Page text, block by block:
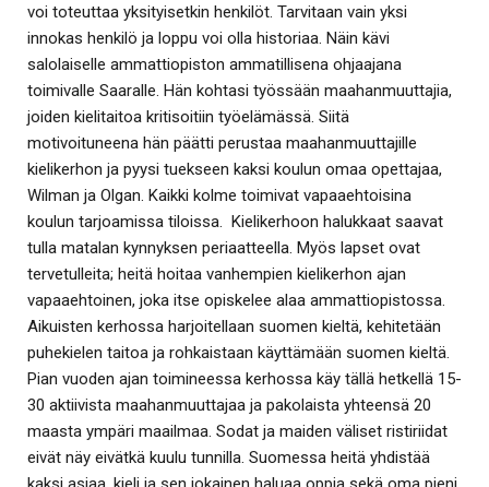
voi toteuttaa yksityisetkin henkilöt. Tarvitaan vain yksi
innokas henkilö ja loppu voi olla historiaa. Näin kävi
salolaiselle ammattiopiston ammatillisena ohjaajana
toimivalle Saaralle. Hän kohtasi työssään maahanmuuttajia,
joiden kielitaitoa kritisoitiin työelämässä. Siitä
motivoituneena hän päätti perustaa maahanmuuttajille
kielikerhon ja pyysi tuekseen kaksi koulun omaa opettajaa,
Wilman ja Olgan. Kaikki kolme toimivat vapaaehtoisina
koulun tarjoamissa tiloissa. Kielikerhoon halukkaat saavat
tulla matalan kynnyksen periaatteella. Myös lapset ovat
tervetulleita; heitä hoitaa vanhempien kielikerhon ajan
vapaaehtoinen, joka itse opiskelee alaa ammattiopistossa.
Aikuisten kerhossa harjoitellaan suomen kieltä, kehitetään
puhekielen taitoa ja rohkaistaan käyttämään suomen kieltä.
Pian vuoden ajan toimineessa kerhossa käy tällä hetkellä 15-
30 aktiivista maahanmuuttajaa ja pakolaista yhteensä 20
maasta ympäri maailmaa. Sodat ja maiden väliset ristiriidat
eivät näy eivätkä kuulu tunnilla. Suomessa heitä yhdistää